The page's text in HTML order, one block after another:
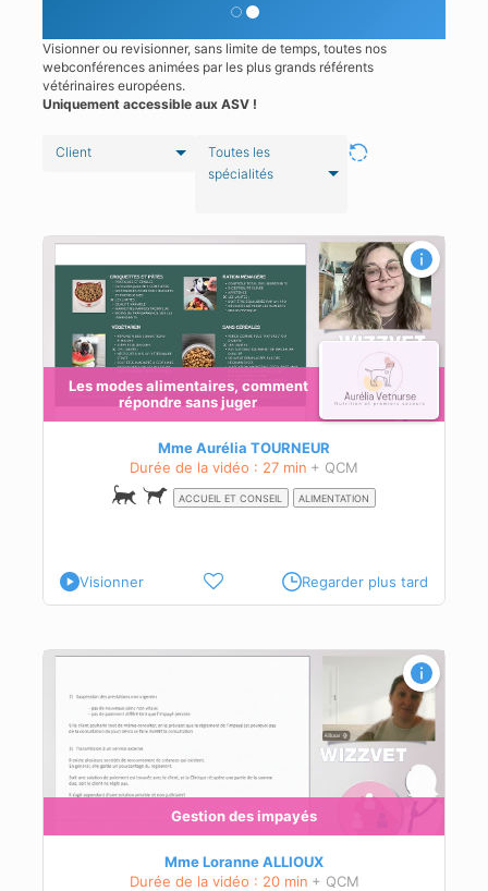
Visionner ou revisionner, sans limite de temps, toutes nos
webconférences animées par les plus grands référents
vétérinaires européens.
Uniquement accessible aux ASV !
Client
Toutes les
spécialités
Les modes alimentaires, comment
répondre sans juger
Mme Aurélia TOURNEUR
Durée de la vidéo : 27 min + QCM
ACCUEIL ET CONSEIL ALIMENTATION
Visionner Regarder plus tard
Gestion des impayés
Mme Loranne ALLIOUX
Durée de la vidéo : 20 min + QCM